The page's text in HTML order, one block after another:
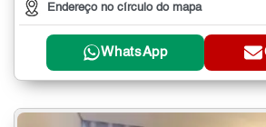
Endereço no círculo do mapa
WhatsApp